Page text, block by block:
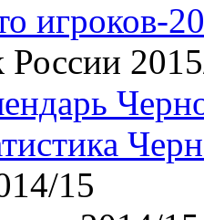
игроков-
России
15